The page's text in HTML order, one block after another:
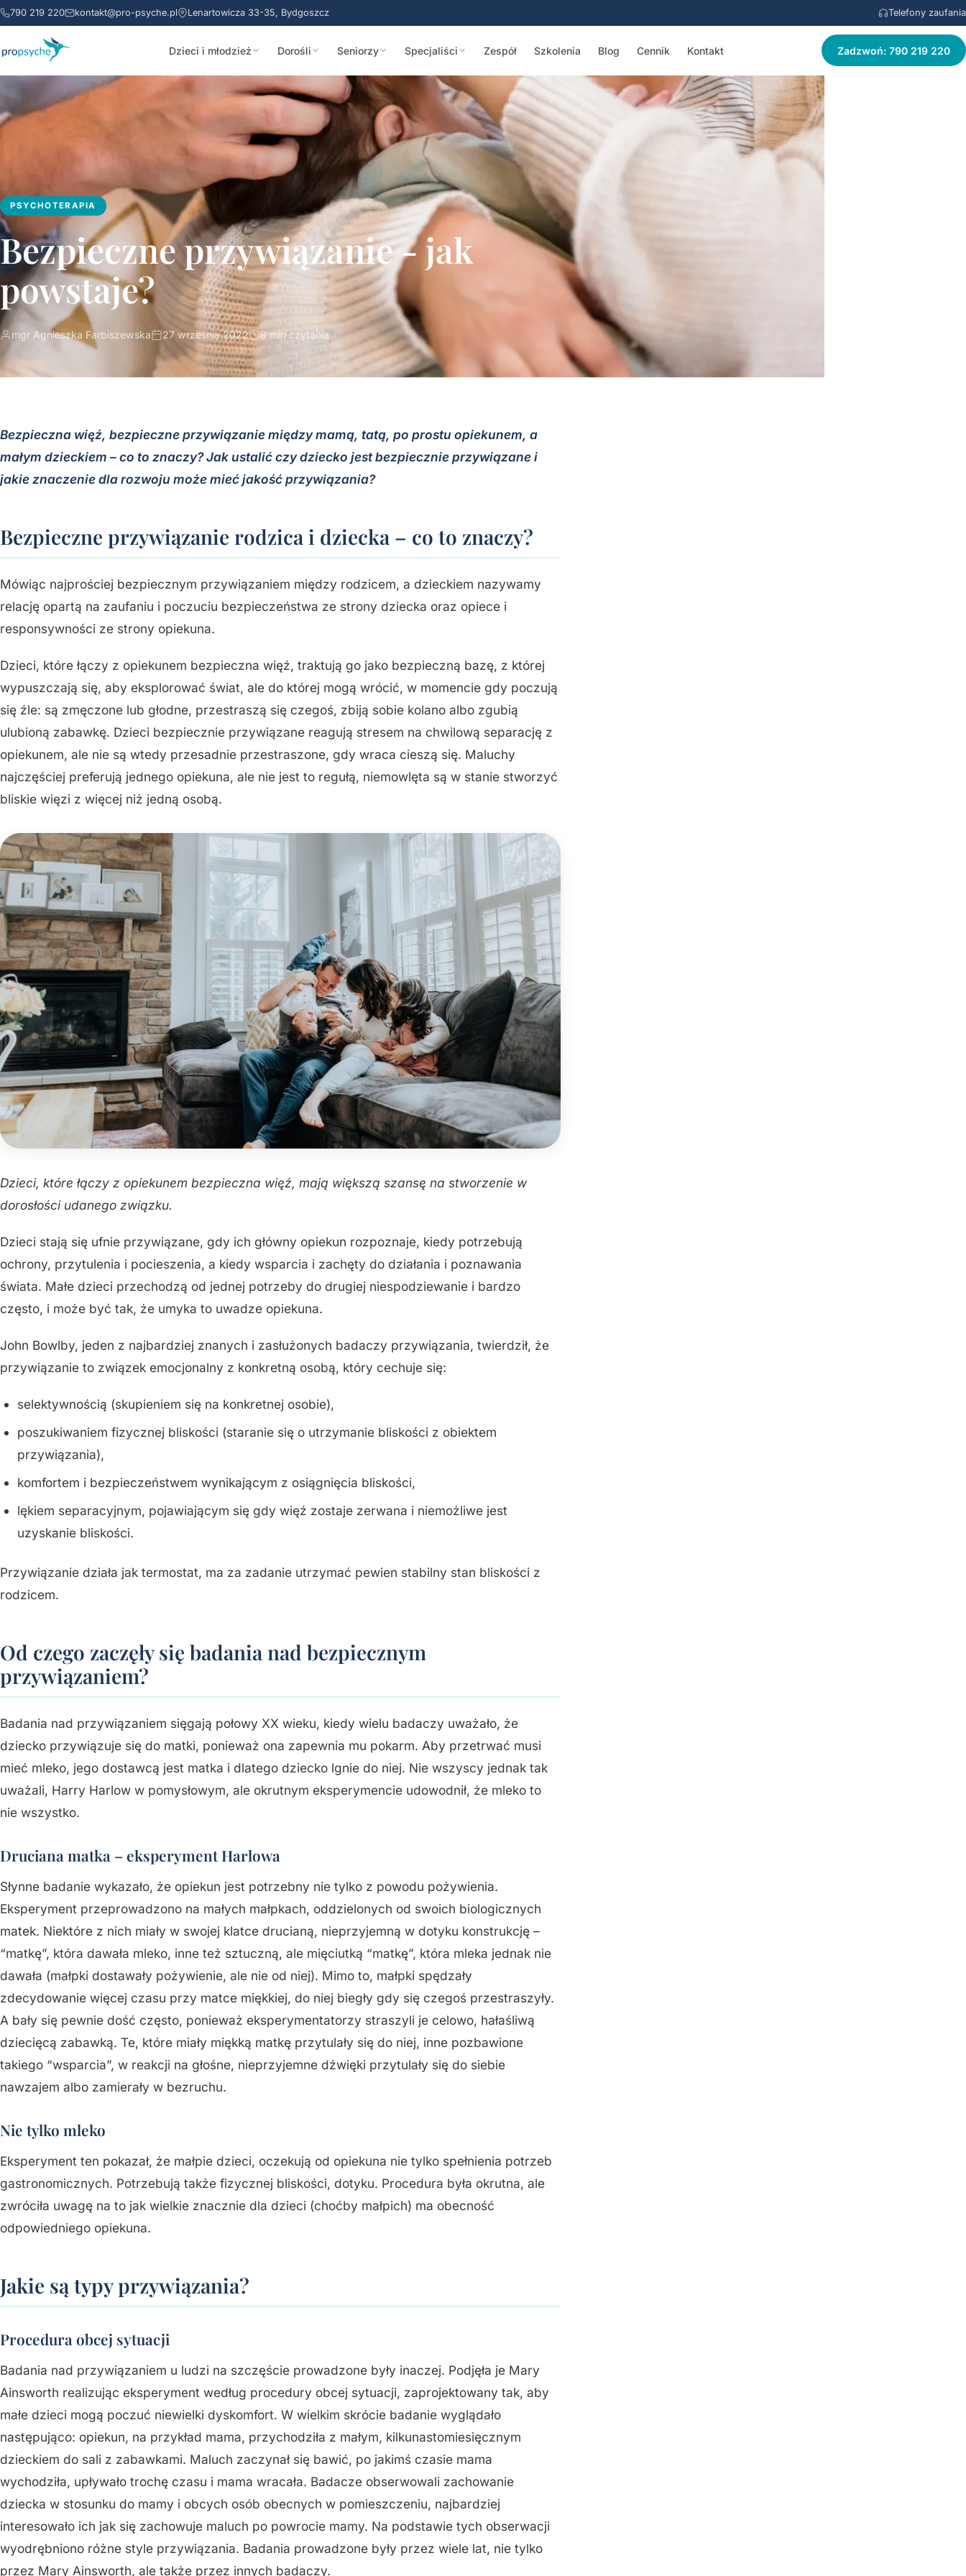
790 219 220 kontakt@pro-psyche.pl Lenartowicza 33-35, Bydgoszcz Telefony zaufania
Dzieci i młodzież Dorośli Seniorzy Specjaliści Zespół Szkolenia Blog Cennik Kontakt Zadzwoń: 790 219 220
PSYCHOTERAPIA
Bezpieczne przywiązanie - jak
powstaje?
mgr Agnieszka Farbiszewska 27 września 2022 8 min czytania
Bezpieczna więź, bezpieczne przywiązanie między mamą, tatą, po prostu opiekunem, a
małym dzieckiem – co to znaczy? Jak ustalić czy dziecko jest bezpiecznie przywiązane i
jakie znaczenie dla rozwoju może mieć jakość przywiązania?
Bezpieczne przywiązanie rodzica i dziecka – co to znaczy?
Mówiąc najprościej bezpiecznym przywiązaniem między rodzicem, a dzieckiem nazywamy
relację opartą na zaufaniu i poczuciu bezpieczeństwa ze strony dziecka oraz opiece i
responsywności ze strony opiekuna.
Dzieci, które łączy z opiekunem bezpieczna więź, traktują go jako bezpieczną bazę, z której
wypuszczają się, aby eksplorować świat, ale do której mogą wrócić, w momencie gdy poczują
się źle: są zmęczone lub głodne, przestraszą się czegoś, zbiją sobie kolano albo zgubią
ulubioną zabawkę. Dzieci bezpiecznie przywiązane reagują stresem na chwilową separację z
opiekunem, ale nie są wtedy przesadnie przestraszone, gdy wraca cieszą się. Maluchy
najczęściej preferują jednego opiekuna, ale nie jest to regułą, niemowlęta są w stanie stworzyć
bliskie więzi z więcej niż jedną osobą.
Dzieci, które łączy z opiekunem bezpieczna więź, mają większą szansę na stworzenie w
dorosłości udanego związku.
Dzieci stają się ufnie przywiązane, gdy ich główny opiekun rozpoznaje, kiedy potrzebują
ochrony, przytulenia i pocieszenia, a kiedy wsparcia i zachęty do działania i poznawania
świata. Małe dzieci przechodzą od jednej potrzeby do drugiej niespodziewanie i bardzo
często, i może być tak, że umyka to uwadze opiekuna.
John Bowlby, jeden z najbardziej znanych i zasłużonych badaczy przywiązania, twierdził, że
przywiązanie to związek emocjonalny z konkretną osobą, który cechuje się:
selektywnością (skupieniem się na konkretnej osobie),
poszukiwaniem fizycznej bliskości (staranie się o utrzymanie bliskości z obiektem
przywiązania),
komfortem i bezpieczeństwem wynikającym z osiągnięcia bliskości,
lękiem separacyjnym, pojawiającym się gdy więź zostaje zerwana i niemożliwe jest
uzyskanie bliskości.
Przywiązanie działa jak termostat, ma za zadanie utrzymać pewien stabilny stan bliskości z
rodzicem.
Od czego zaczęły się badania nad bezpiecznym
przywiązaniem?
Badania nad przywiązaniem sięgają połowy XX wieku, kiedy wielu badaczy uważało, że
dziecko przywiązuje się do matki, ponieważ ona zapewnia mu pokarm. Aby przetrwać musi
mieć mleko, jego dostawcą jest matka i dlatego dziecko lgnie do niej. Nie wszyscy jednak tak
uważali, Harry Harlow w pomysłowym, ale okrutnym eksperymencie udowodnił, że mleko to
nie wszystko.
Druciana matka – eksperyment Harlowa
Słynne badanie wykazało, że opiekun jest potrzebny nie tylko z powodu pożywienia.
Eksperyment przeprowadzono na małych małpkach, oddzielonych od swoich biologicznych
matek. Niektóre z nich miały w swojej klatce drucianą, nieprzyjemną w dotyku konstrukcję –
“matkę”, która dawała mleko, inne też sztuczną, ale mięciutką “matkę”, która mleka jednak nie
dawała (małpki dostawały pożywienie, ale nie od niej). Mimo to, małpki spędzały
zdecydowanie więcej czasu przy matce miękkiej, do niej biegły gdy się czegoś przestraszyły.
A bały się pewnie dość często, ponieważ eksperymentatorzy straszyli je celowo, hałaśliwą
dziecięcą zabawką. Te, które miały miękką matkę przytulały się do niej, inne pozbawione
takiego “wsparcia”, w reakcji na głośne, nieprzyjemne dźwięki przytulały się do siebie
nawzajem albo zamierały w bezruchu.
Nie tylko mleko
Eksperyment ten pokazał, że małpie dzieci, oczekują od opiekuna nie tylko spełnienia potrzeb
gastronomicznych. Potrzebują także fizycznej bliskości, dotyku. Procedura była okrutna, ale
zwróciła uwagę na to jak wielkie znacznie dla dzieci (choćby małpich) ma obecność
odpowiedniego opiekuna.
Jakie są typy przywiązania?
Procedura obcej sytuacji
Badania nad przywiązaniem u ludzi na szczęście prowadzone były inaczej. Podjęła je Mary
Ainsworth realizując eksperyment według procedury obcej sytuacji, zaprojektowany tak, aby
małe dzieci mogą poczuć niewielki dyskomfort. W wielkim skrócie badanie wyglądało
następująco: opiekun, na przykład mama, przychodziła z małym, kilkunastomiesięcznym
dzieckiem do sali z zabawkami. Maluch zaczynał się bawić, po jakimś czasie mama
wychodziła, upływało trochę czasu i mama wracała. Badacze obserwowali zachowanie
dziecka w stosunku do mamy i obcych osób obecnych w pomieszczeniu, najbardziej
interesowało ich jak się zachowuje maluch po powrocie mamy. Na podstawie tych obserwacji
wyodrębniono różne style przywiązania. Badania prowadzone były przez wiele lat, nie tylko
przez Mary Ainsworth, ale także przez innych badaczy.